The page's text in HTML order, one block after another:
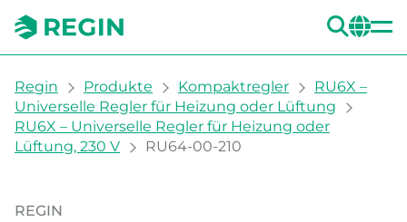
You are here:
Regin Produkte Kompaktregler
RU6X –
Universelle Regler für Heizung oder Lüftung
RU6X – Universelle Regler für Heizung oder
Lüftung, 230 V
RU64-00-210
REGIN